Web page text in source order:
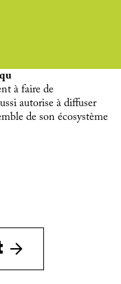
à faire de
autorise à diffuser
de son écosystème